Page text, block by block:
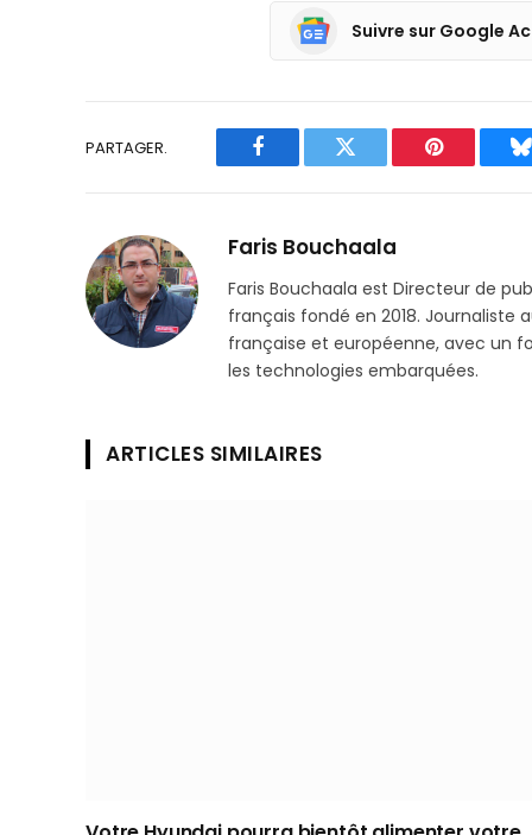
Suivre sur Google
PARTAGER.
Facebook Twitter Pinterest
Faris Bouchaala
Faris Bouchaala est Directeur de
français fondé en 2018. Journaliste
française et européenne, avec un
les technologies embarquées.
ARTICLES SIMILAIRES